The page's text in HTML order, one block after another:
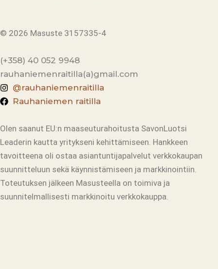
© 2026 Masuste 3157335-4
(+358) 40 052 9948
rauhaniemenraitilla(a)gmail.com
@rauhaniemenraitilla
Rauhaniemen raitilla
Olen saanut EU:n maaseuturahoitusta SavonLuotsi
Leaderin kautta yritykseni kehittämiseen. Hankkeen
tavoitteena oli ostaa asiantuntijapalvelut verkkokaupan
suunnitteluun sekä käynnistämiseen ja markkinointiin.
Toteutuksen jälkeen Masusteella on toimiva ja
suunnitelmallisesti markkinoitu verkkokauppa.